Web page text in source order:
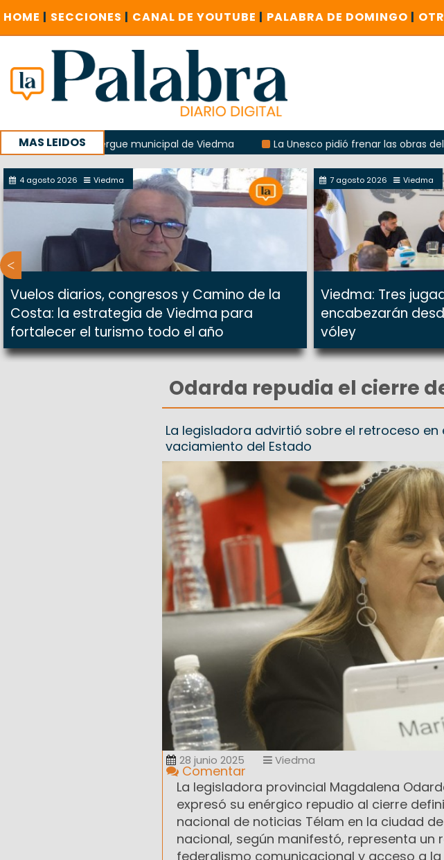
HOME | SECCIONES | CANAL DE YOUTUBE | PALABRA DE DOMINGO |
MAS LEIDOS
del albergue municipal de Viedma La Unesco pidió frenar las obras del
un encuentro provincial en Roca
4 agosto 2026 Viedma
Vuelos diarios, congresos y Camino de la
Costa: la estrategia de Viedma para
fortalecer el turismo todo el año
7 agosto 2026 Viedma
Viedma: Tres
encabezarán
vóley
Odarda repudia el cierre
La legisladora advirtió sobre el retroceso
vaciamiento del Estado
28 junio 2025 Viedma
Comentar
La legisladora provincial Magdalena
expresó su enérgico repudio al cierre
nacional de noticias Télam en la ciudad
nacional, según manifestó, representa un
federalismo comunicacional y acceso a